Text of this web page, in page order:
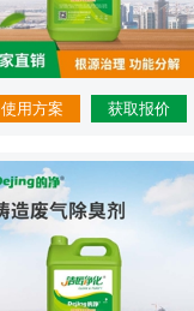
使用方案 获取报价